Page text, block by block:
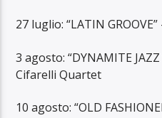
27 luglio: “LATIN
3 agosto: “DYNAMITE
Cifarelli Quartet
10 agosto: “OLD